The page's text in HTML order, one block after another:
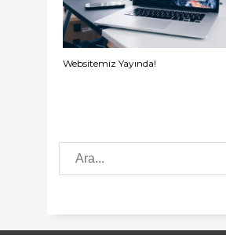
Websitemiz Yayında!